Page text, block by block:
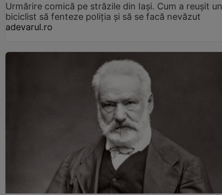
Urmărire comică pe străzile din Iași. Cum a reușit un
biciclist să fenteze poliția și să se facă nevăzut
adevarul.ro